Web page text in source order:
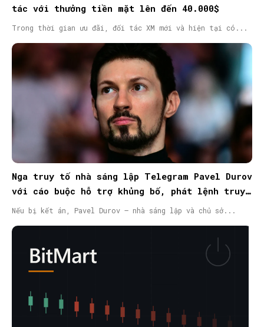
tác với thưởng tiền mặt lên đến 40.000$
Trong thời gian ưu đãi, đối tác XM mới và hiện tại có...
Nga truy tố nhà sáng lập Telegram Pavel Durov
với cáo buộc hỗ trợ khủng bố, phát lệnh truy
nã quốc tế
Nếu bị kết án, Pavel Durov – nhà sáng lập và chủ sở...